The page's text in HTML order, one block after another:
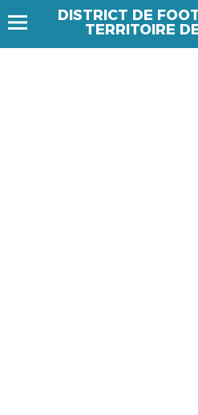
DISTRICT DE
TERRITOIRE